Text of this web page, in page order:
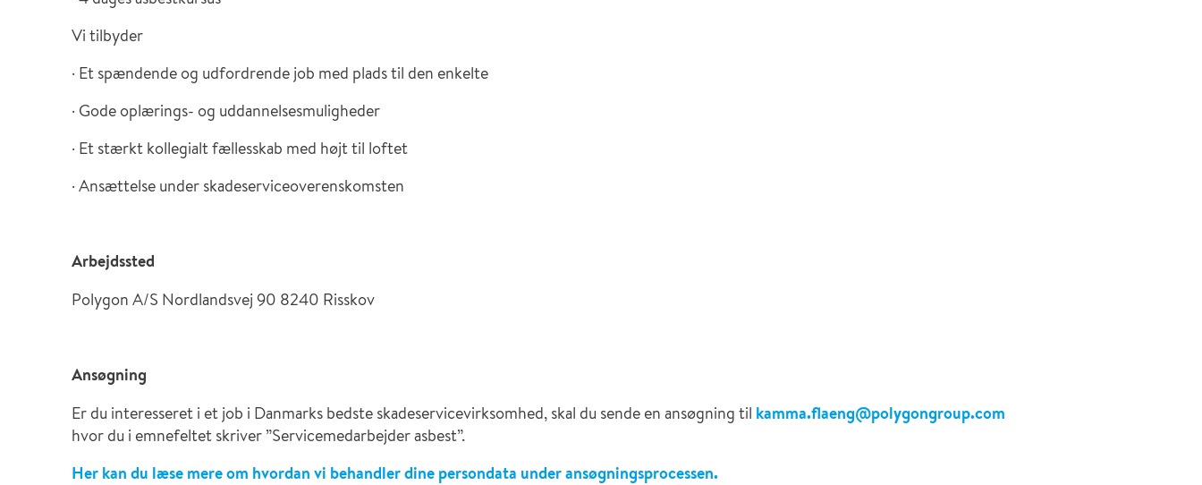
Vi tilbyder
· Et spændende og udfordrende job med plads til den enkelte
· Gode oplærings- og uddannelsesmuligheder
· Et stærkt kollegialt fællesskab med højt til loftet
· Ansættelse under skadeserviceoverenskomsten
Arbejdssted
Polygon A/S Nordlandsvej 90 8240 Risskov
Ansøgning
Er du interesseret i et job i Danmarks bedste skadeservicevirksomhed, skal du sende en ansøgning til kamma.flaeng@polygongroup.com
hvor du i emnefeltet skriver ”Servicemedarbejder asbest”.
Her kan du læse mere om hvordan vi behandler dine persondata under ansøgningsprocessen.